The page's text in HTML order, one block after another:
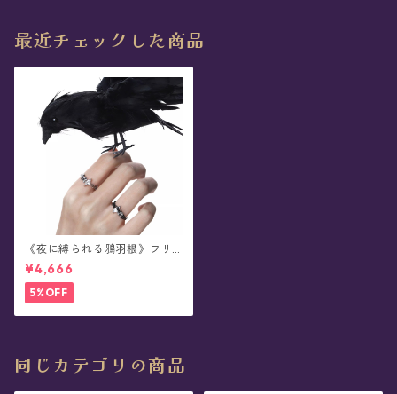
最近チェックした商品
《夜に縛られる鴉羽根》フリ
ーサイズ・リング
¥4,666
5%OFF
同じカテゴリの商品